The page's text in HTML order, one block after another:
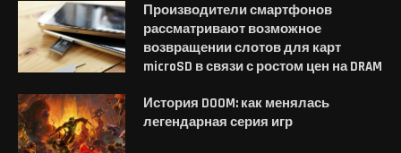
Производители смартфонов
рассматривают возможное
возвращении слотов для карт
microSD в связи с ростом цен на DRAM
История DOOM: как менялась
легендарная серия игр